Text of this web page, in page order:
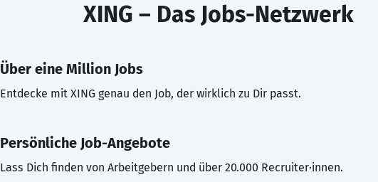
XING – Das Jobs-Netzwerk
Über eine Million Jobs
Entdecke mit XING genau den Job, der wirklich zu Dir passt.
Persönliche Job-Angebote
Lass Dich finden von Arbeitgebern und über 20.000 Recruiter·innen.